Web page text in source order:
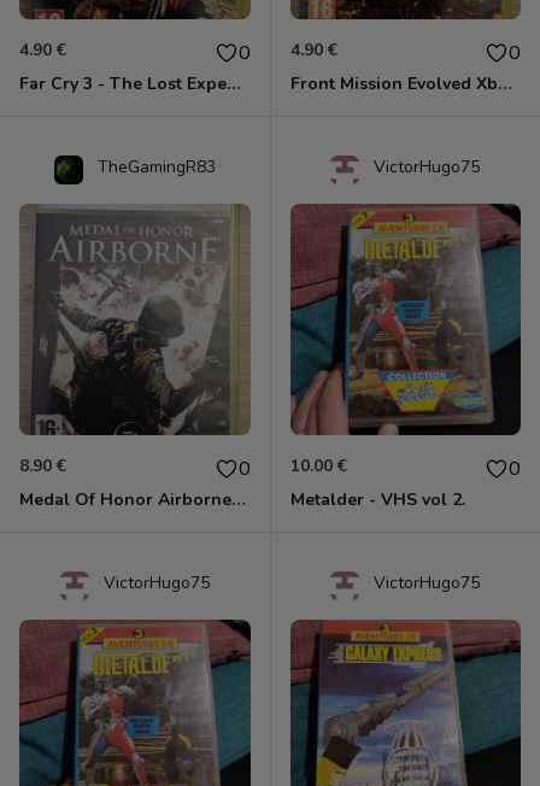
4.90 € 0
Far Cry 3 - The Lost Expeditions - Edition Spéciale Xbox 360
4.90 € 0
Front Mission Evolved Xbox 360
TheGamingR83
8.90 € 0
Medal Of Honor Airborne Xbox 360
VictorHugo75
10.00 € 0
Metalder - VHS vol 2.
VictorHugo75 VictorHugo75